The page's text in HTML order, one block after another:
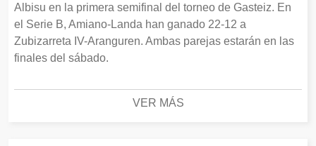
Albisu en la primera semifinal del torneo de Gasteiz. En
el Serie B, Amiano-Landa han ganado 22-12 a
Zubizarreta IV-Aranguren. Ambas parejas estarán en las
finales del sábado.
VER MÁS